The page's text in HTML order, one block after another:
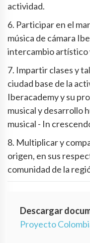
actividad.
6. Participar en el
música de cámara
intercambio artístico
7. Impartir clases y
ciudad base de la
Iberacademy y su
musical y desarrollo
musical - In
8. Multiplicar y
origen, en sus
comunidad de la
Descargar
Proyecto